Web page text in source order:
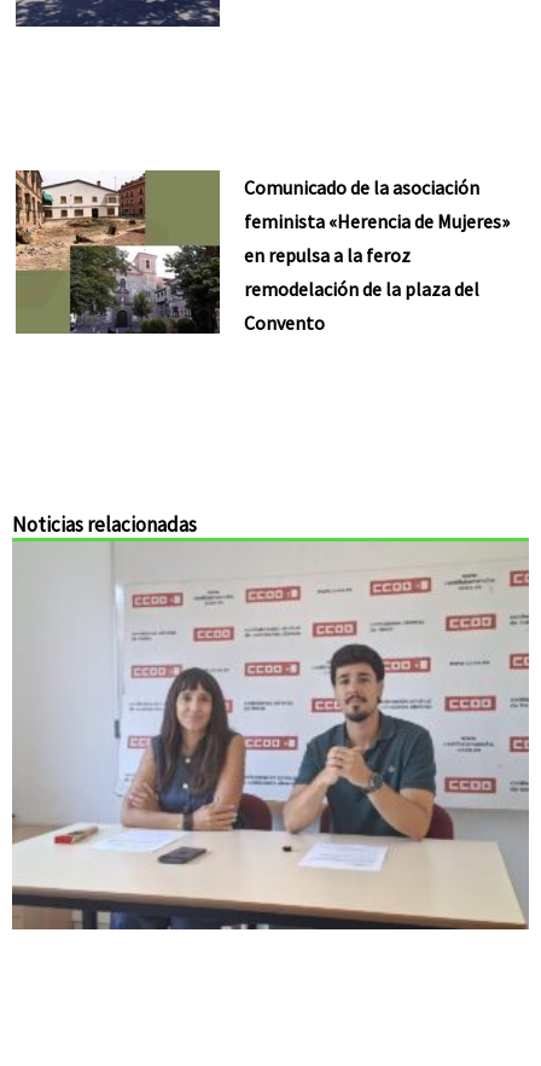
Comunicado de la asociación
feminista «Herencia de Mujeres»
en repulsa a la feroz
remodelación de la plaza del
Convento
Noticias relacionadas